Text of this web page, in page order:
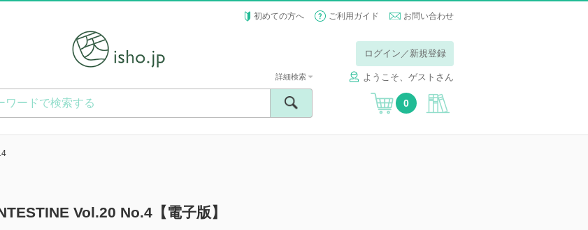
初めての方へ ご利用ガイド お問い合わせ
ログイン／新規登録
ようこそ、ゲストさん
詳細検索
0
Vol.20 No.4【電子版】